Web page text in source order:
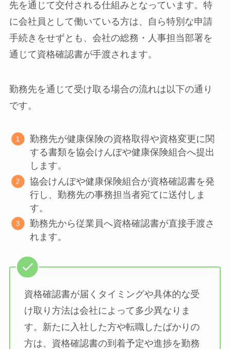
先を通じて交付される仕組みとなっています。特
に会社員として働いている方は、自ら特別な申請
手続きをせずとも、会社の総務・人事担当部署を
通じて資格確認書が手渡されます。
勤務先を通じて受け取る場合の流れは以下の通り
です。
勤務先が健康保険の資格取得や資格変更に関
する書類を協会けんぽや健康保険組合へ提出
します。
協会けんぽや健康保険組合が資格確認書を発
行し、勤務先の事務担当者宛てに送付しま
す。
勤務先から従業員へ資格確認書が直接手渡さ
れます。
資格確認書が届くタイミングや具体的な受
け取り方法は会社によって多少異なりま
す。新たに入社した方や転職したばかりの
方は、資格確認書の到着予定や進捗を勤務